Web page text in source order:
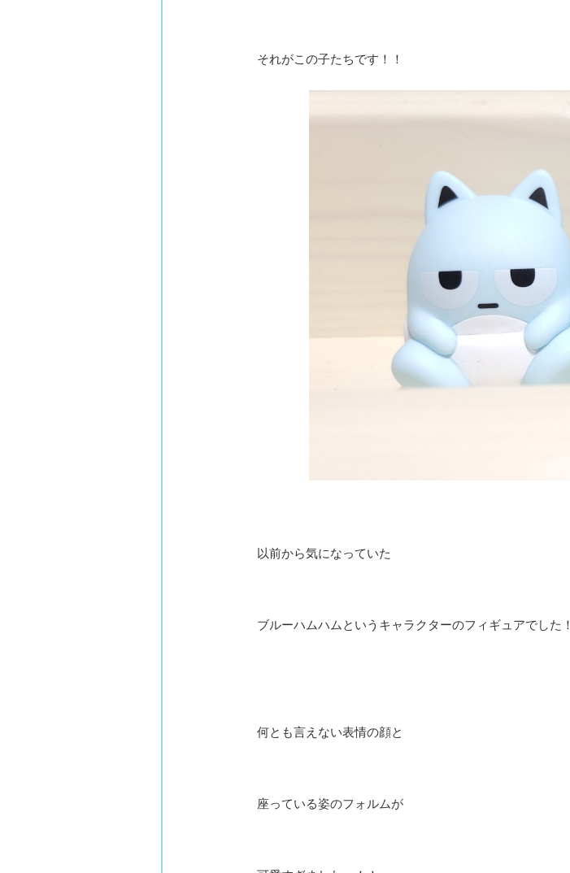
それがこの子たちです！！
以前から気になっていた
ブルーハムハムというキャラクターのフィギュアでした！
何とも言えない表情の顔と
座っている姿のフォルムが